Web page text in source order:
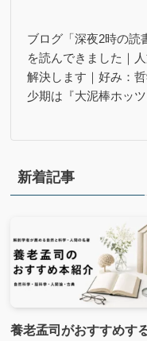
ブログ「深夜2時の読
を読んできました｜
解決します｜好み：
少期は『大泥棒ホッ
新着記事
養老孟司がおすすめす